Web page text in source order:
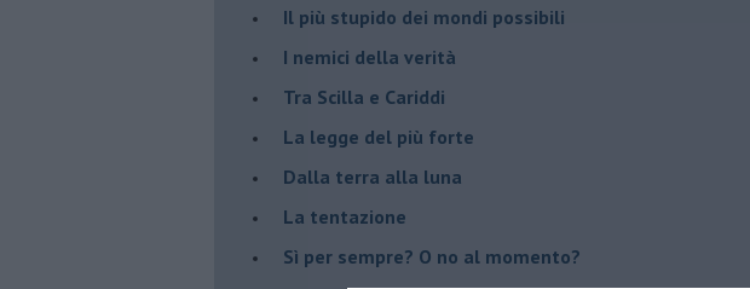
Il più stupido dei mondi possibili
I nemici della verità
Tra Scilla e Cariddi
La legge del più forte
Dalla terra alla luna
La tentazione
​Sì per sempre? O no al momento?